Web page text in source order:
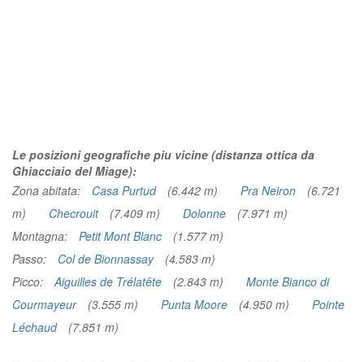
Le posizioni geografiche piu vicine (distanza ottica da
Ghiacciaio del Miage):
Zona abitata:
Casa Purtud (6.442 m) Pra Neiron
(6.721
m)
Checrouit (7.409 m) Dolonne
(7.971 m)
Montagna:
Petit Mont Blanc
(1.577 m)
Passo:
Col de Bionnassay
(4.583 m)
Picco:
Aiguilles de Trélatête (2.843 m)
Monte Bianco di
Courmayeur
(3.555 m) Punta Moore (4.950 m)
Pointe
Léchaud
(7.851 m)